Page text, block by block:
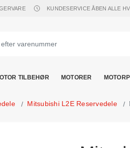
KUNDESERVICE ÅBEN ALLE
TILBEHØR MOTORER
Mitsubishi L2E Reservedele